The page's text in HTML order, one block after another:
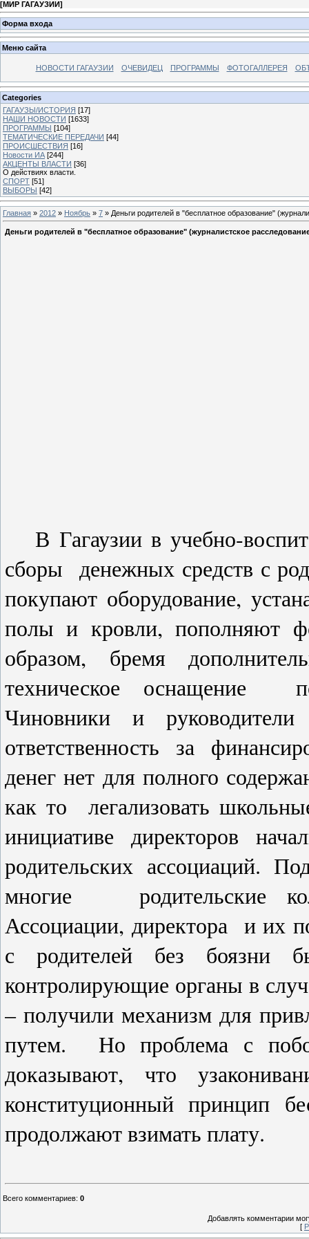
[МИР ГАГАУЗИИ]
Форма входа
Меню сайта
НОВОСТИ ГАГАУЗИИ ОЧЕВИДЕЦ ПРОГРАММЫ ФОТОГАЛЛЕРЕЯ
Categories
ГАГАУЗЫ/ИСТОРИЯ [17]
НАШИ НОВОСТИ [1633]
ПРОГРАММЫ [104]
ТЕМАТИЧЕСКИЕ ПЕРЕДАЧИ [44]
ПРОИСШЕСТВИЯ [16]
Новости ИА [244]
АКЦЕНТЫ ВЛАСТИ [36]
О действиях власти.
СПОРТ [51]
ВЫБОРЫ [42]
Главная » 2012 » Ноябрь » 7 » Деньги родителей в "бесплатное образование"
Деньги родителей в "бесплатное образование" (журналистское
В Гагаузии в учебно-
сборы денежных средств с
покупают оборудование,
полы и кровли, пополняют
образом, бремя
техническое оснащение
Чиновники и
ответственность за
денег нет для полного
как то легализовать
инициативе директоров
родительских ассоциаций.
многие родительские
Ассоциации, директора и их
с родителей без боязни
контролирующие органы в
– получили механизм для
путем. Но проблема с
доказывают, что
конституционный принцип
продолжают взимать плату.
Всего комментариев: 0
Добавлять комментарии
[